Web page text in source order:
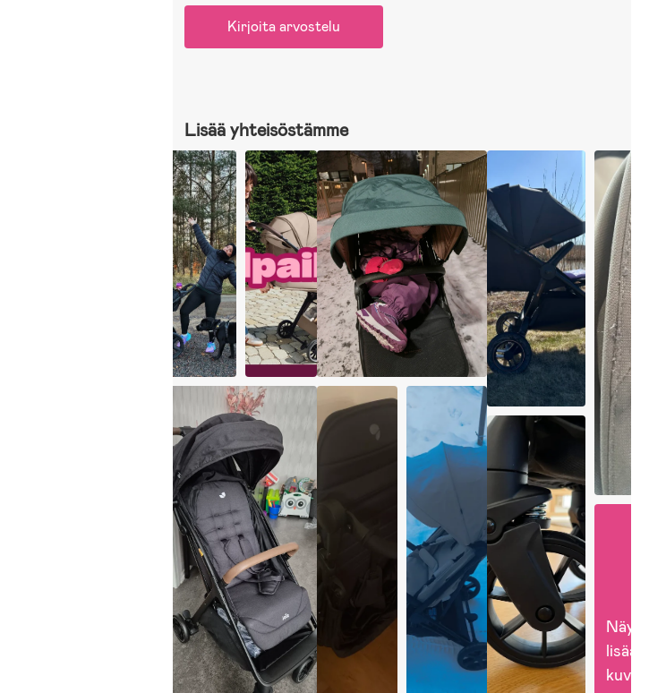
Kirjoita arvostelu
Lisää yhteisöstämme
lisää
kuvia